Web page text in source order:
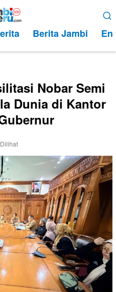
Berita Jambi
Nobar Semi
Dunia di Kantor